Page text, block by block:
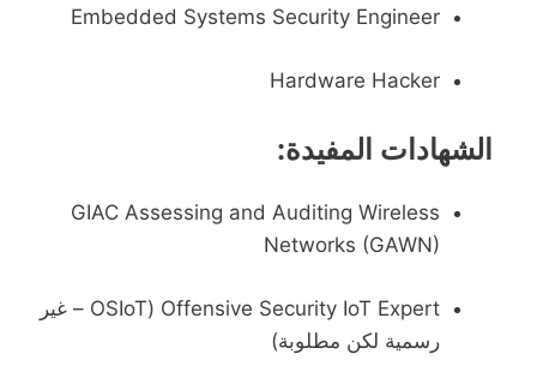
Embedded Systems Security Engineer
Hardware Hacker
الشهادات المفيدة:
GIAC Assessing and Auditing Wireless
Networks (GAWN)
Offensive Security IoT Expert (OSIoT – غير
رسمية لكن مطلوبة)